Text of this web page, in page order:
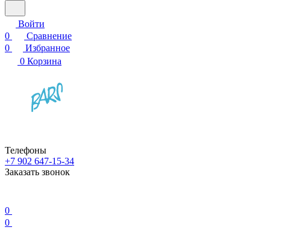
Войти
0
Сравнение
0
Избранное
0 Корзина
Телефоны
+7 902 647-15-34
Заказать звонок
0
0